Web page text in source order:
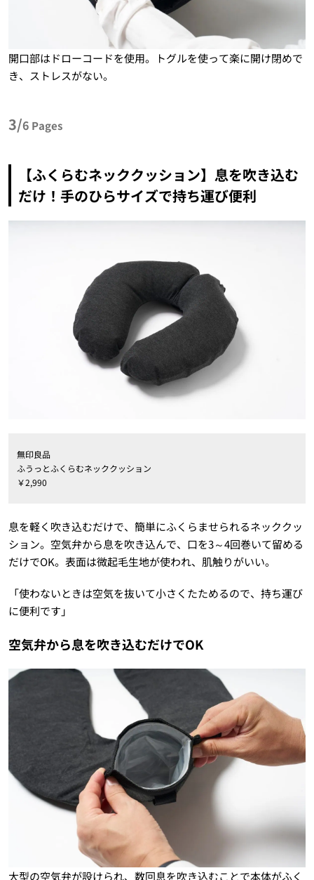
開口部はドローコードを使用。トグルを使って楽に開け閉めで
き、ストレスがない。
3/6 Pages
【ふくらむネッククッション】息を吹き込む
だけ！手のひらサイズで持ち運び便利
無印良品
ふうっとふくらむネッククッション
￥2,990
息を軽く吹き込むだけで、簡単にふくらませられるネッククッ
ション。空気弁から息を吹き込んで、口を3～4回巻いて留める
だけでOK。表面は微起毛生地が使われ、肌触りがいい。
「使わないときは空気を抜いて小さくたためるので、持ち運び
に便利です」
空気弁から息を吹き込むだけでOK
大型の空気弁が設けられ、数回息を吹き込むことで本体がふく